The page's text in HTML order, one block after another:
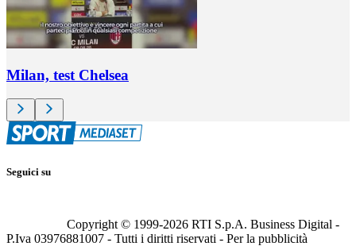
Milan, test Chelsea
Seguici su
Copyright © 1999-2026 RTI S.p.A. Business Digital -
P.Iva 03976881007 - Tutti i diritti riservati - Per la pubblicità